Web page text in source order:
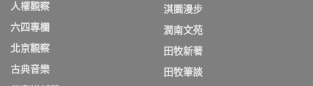
人權觀察
六四專欄
北京觀察
古典音樂
淇園漫步
潤南文苑
田牧新著
田牧筆談